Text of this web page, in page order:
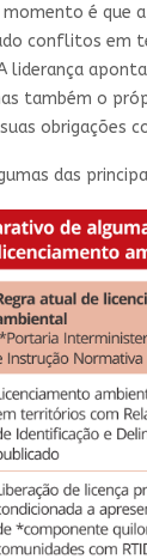
momento é
conflitos em
liderança
também o
obrigações
das